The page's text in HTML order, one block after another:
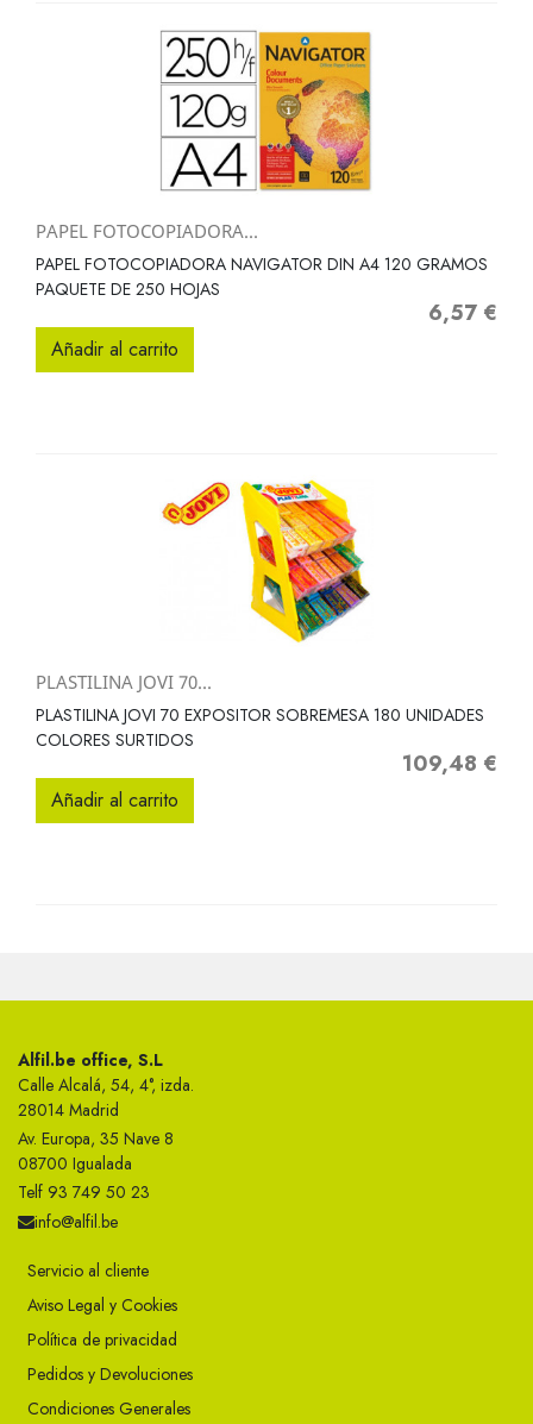
PAPEL FOTOCOPIADORA...
PAPEL FOTOCOPIADORA NAVIGATOR DIN A4 120 GRAMOS
PAQUETE DE 250 HOJAS
Precio
6,57 €
Añadir al carrito
PLASTILINA JOVI 70...
PLASTILINA JOVI 70 EXPOSITOR SOBREMESA 180 UNIDADES
COLORES SURTIDOS
Precio
109,48 €
Añadir al carrito
Alfil.be office, S.L
Calle Alcalá, 54, 4°, izda.
28014 Madrid
Av. Europa, 35 Nave 8
08700 Igualada
Telf 93 749 50 23
info@alfil.be
Servicio al cliente
Aviso Legal y Cookies
Política de privacidad
Pedidos y Devoluciones
Condiciones Generales